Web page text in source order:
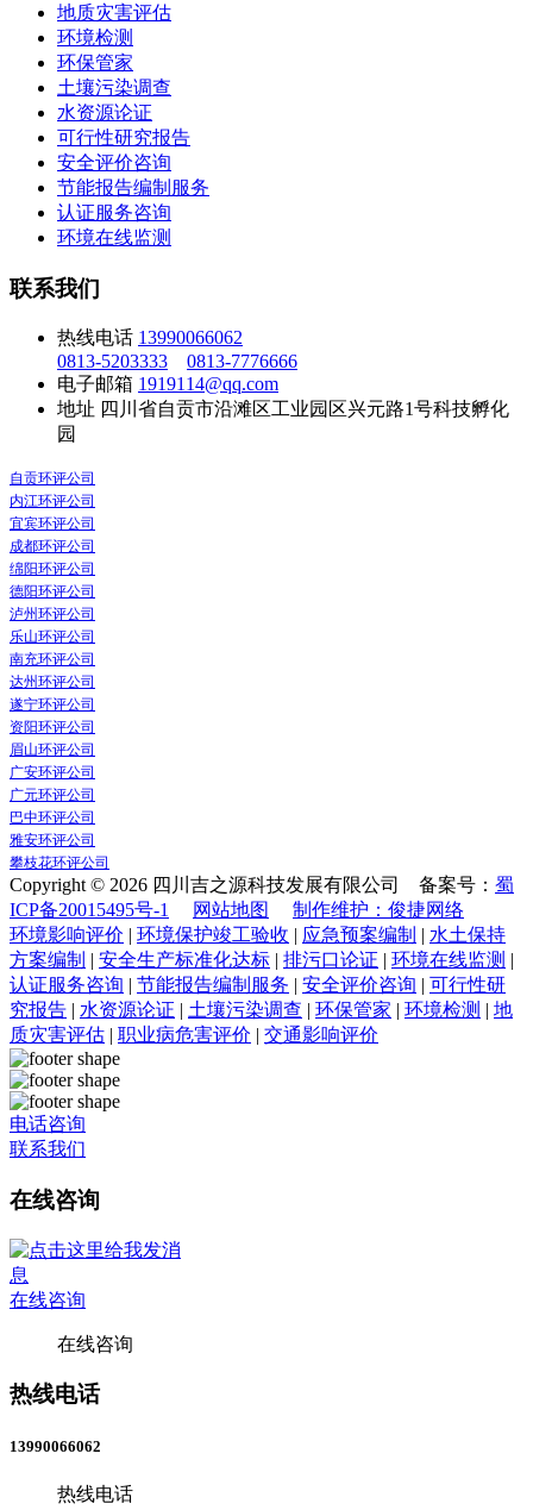
地质灾害评估
环境检测
环保管家
土壤污染调查
水资源论证
可行性研究报告
安全评价咨询
节能报告编制服务
认证服务咨询
环境在线监测
联系我们
热线电话 13990066062
0813-5203333
0813-7776666
电子邮箱 1919114@qq.com
地址 四川省自贡市沿滩区工业园区兴元路1号科技孵化
园
自贡环评公司
内江环评公司
宜宾环评公司
成都环评公司
绵阳环评公司
德阳环评公司
泸州环评公司
乐山环评公司
南充环评公司
达州环评公司
遂宁环评公司
资阳环评公司
眉山环评公司
广安环评公司
广元环评公司
巴中环评公司
雅安环评公司
攀枝花环评公司
Copyright © 2026 四川吉之源科技发展有限公司 备案号： 蜀
ICP备20015495号-1
网站地图
制作维护：俊捷网络
环境影响评价 | 环境保护竣工验收 | 应急预案编制 | 水土保持
方案编制 | 安全生产标准化达标 | 排污口论证 | 环境在线监测 |
认证服务咨询 | 节能报告编制服务 | 安全评价咨询 | 可行性研
究报告 | 水资源论证 | 土壤污染调查 | 环保管家 | 环境检测 | 地
质灾害评估 | 职业病危害评价 | 交通影响评价
电话咨询
联系我们
在线咨询
在线咨询
在线咨询
热线电话
13990066062
热线电话